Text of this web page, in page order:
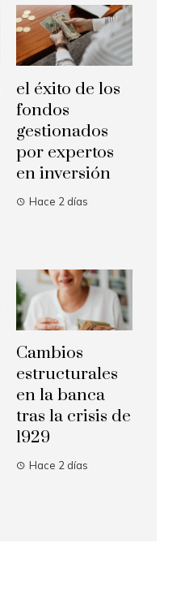
el éxito de los
fondos
gestionados
por expertos
en inversión
Hace 2 días
Cambios
estructurales
en la banca
tras la crisis de
1929
Hace 2 días